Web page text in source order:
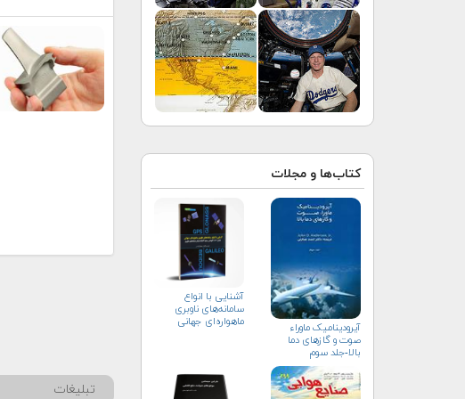
کتاب‌ها و مجلات
آیرودینامیک ماوراء
صوت و گازهای دما
بالا-جلد سوم
آشنایی با انواع
سامانه‌های ناوبری
ماهواره‌ای جهانی
تبلیغات